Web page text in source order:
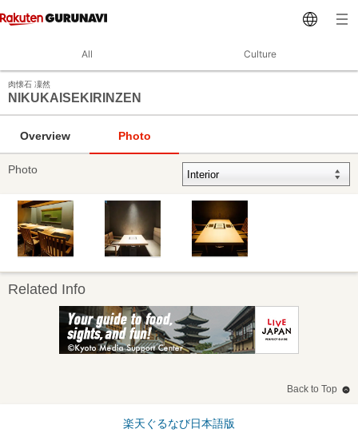
All Culture
肉懐石 凜然
NIKUKAISEKIRINZEN
Overview Photo
Photo
Related Info
Back to Top
楽天ぐるなび日本語版